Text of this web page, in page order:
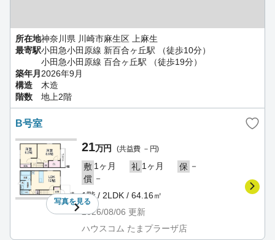
所在地神奈川県 川崎市麻生区 上麻生
最寄駅小田急小田原線 新百合ヶ丘駅 （徒歩10分）
小田急小田原線 百合ヶ丘駅 （徒歩19分）
築年月 2026年9月
構造
木造
階数
地上2階
B号室
写真を見る
21万円 (共益費 －円)
敷 1ヶ月 礼 1ヶ月 保 －
償 －
1階 / 2LDK / 64.16㎡
2026/08/06 更新
ハウスコム たまプラーザ店